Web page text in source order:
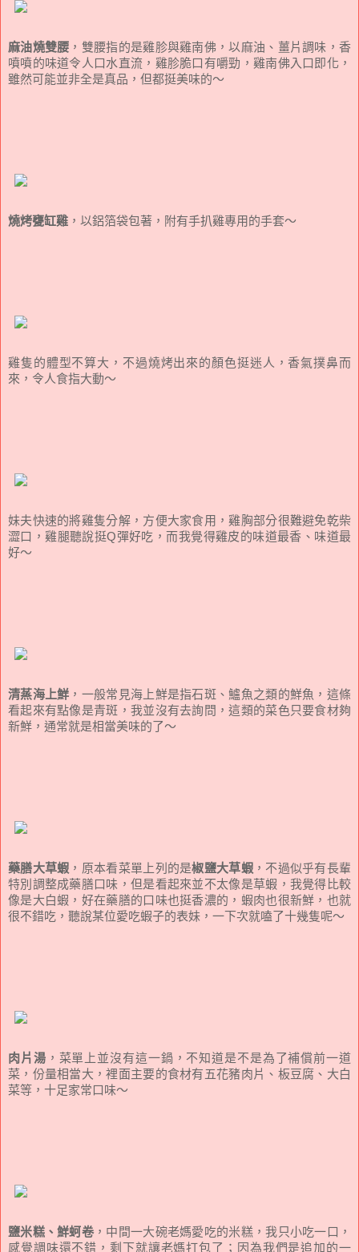
麻油燒雙腰 ，雙腰指的是雞胗與雞南佛，以麻油、薑片調味，香
噴噴的味道令人口水直流，雞胗脆口有嚼勁，雞南佛入口即化，
雖然可能並非全是真品，但都挺美味的～
燒烤甕缸雞 ，以鋁箔袋包著，附有手扒雞專用的手套～
雞隻的體型不算大，不過燒烤出來的顏色挺迷人，香氣撲鼻而
來，令人食指大動～
妹夫快速的將雞隻分解，方便大家食用，雞胸部分很難避免乾柴
澀口，雞腿聽說挺Q彈好吃，而我覺得雞皮的味道最香、味道最
好～
清蒸海上鮮 ，一般常見海上鮮是指石斑、鱸魚之類的鮮魚，這條
看起來有點像是青斑，我並沒有去詢問，這類的菜色只要食材夠
新鮮，通常就是相當美味的了～
藥膳大草蝦 ，原本看菜單上列的是椒鹽大草蝦，不過似乎有長輩
特別調整成藥膳口味，但是看起來並不太像是草蝦，我覺得比較
像是大白蝦，好在藥膳的口味也挺香濃的，蝦肉也很新鮮，也就
很不錯吃，聽說某位愛吃蝦子的表妹，一下次就嗑了十幾隻呢～
肉片湯 ，菜單上並沒有這一鍋，不知道是不是為了補償前一道
菜，份量相當大，裡面主要的食材有五花豬肉片、板豆腐、大白
菜等，十足家常口味～
鹽米糕、鮮蚵卷，中間一大碗老媽愛吃的米糕，我只小吃一口，
感覺調味還不錯，剩下就讓老媽打包了；因為我們是追加的一